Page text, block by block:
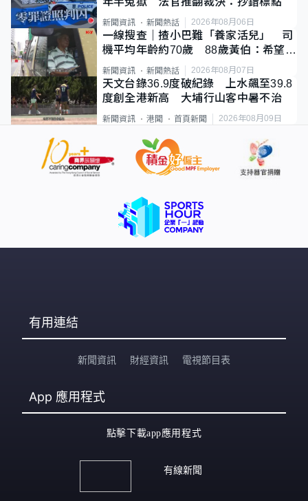
新聞資訊 新聞熱話 2026年08月06日
一線搜查｜揸小巴難「養家活兒」 司
機平均年齡約70歲 88歲黃伯：希望一
直揸落去
新聞資訊 新聞熱話 2026年08月07日
天文台錄36.9度破紀錄 上水飆至39.8
度創全港新高 大埔行山客中暑不治
新聞資訊 港聞 首頁新聞 2026年08月09日
有用連結
新聞資訊 財經資訊 電視節目表
App 應用程式
點擊下載app應用程式
有線新聞